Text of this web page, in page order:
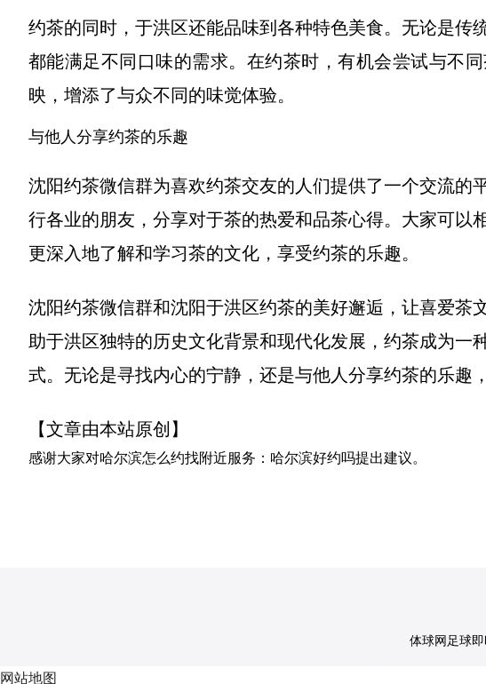
约茶的同时，于洪区还能品味到各种特色美食。无论是传
都能满足不同口味的需求。在约茶时，有机会尝试与不
映，增添了与众不同的味觉体验。
与他人分享约茶的乐趣
沈阳约茶微信群为喜欢约茶交友的人们提供了一个交流的
行各业的朋友，分享对于茶的热爱和品茶心得。大家可以
更深入地了解和学习茶的文化，享受约茶的乐趣。
沈阳约茶微信群和沈阳于洪区约茶的美好邂逅，让喜爱茶
助于洪区独特的历史文化背景和现代化发展，约茶成为一
式。无论是寻找内心的宁静，还是与他人分享约茶的乐趣
【文章由本站原创】
感谢大家对哈尔滨怎么约找附近服务：哈尔滨好约吗提出建议。
体球网足球即
网站地图